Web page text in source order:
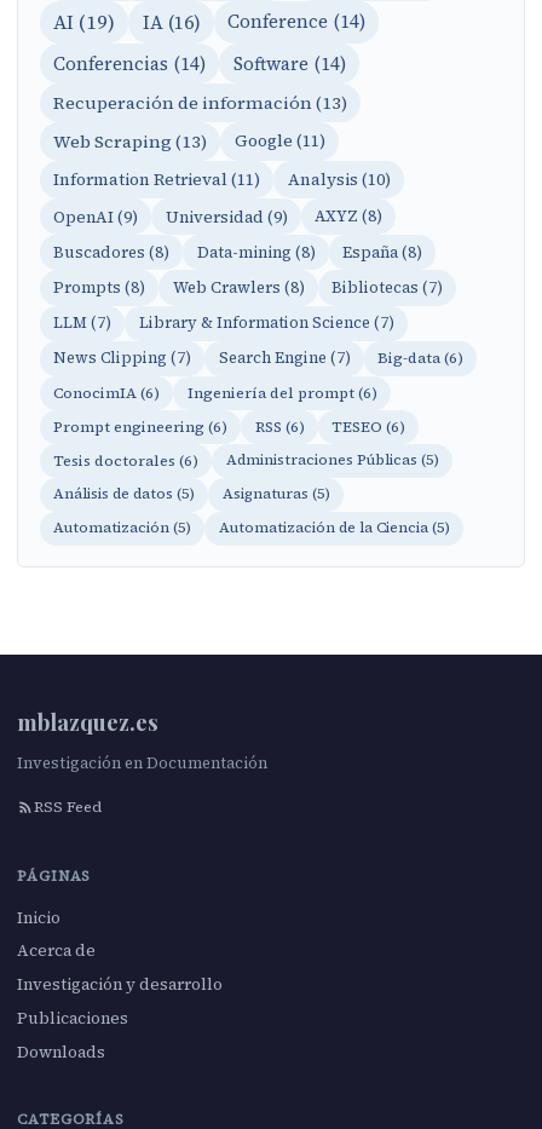
AI (19) IA (16)
Conference (14)
Conferencias (14)
Software (14)
Recuperación de información (13)
Web Scraping (13)
Google (11)
Information Retrieval (11)
Analysis (10)
OpenAI (9) Universidad (9)
AXYZ (8)
Buscadores (8)
Data-mining (8)
España (8)
Prompts (8)
Web Crawlers (8)
Bibliotecas (7)
LLM (7)
Library & Information Science (7)
News Clipping (7)
Search Engine (7)
Big-data (6)
ConocimIA (6)
Ingeniería del prompt (6)
Prompt engineering (6)
RSS (6)
TESEO (6)
Tesis doctorales (6)
Administraciones Públicas (5)
Análisis de datos (5)
Asignaturas (5)
Automatización (5)
Automatización de la Ciencia (5)
mblazquez.es
Investigación en Documentación
RSS Feed
PÁGINAS
Inicio
Acerca de
Investigación y desarrollo
Publicaciones
Downloads
CATEGORÍAS